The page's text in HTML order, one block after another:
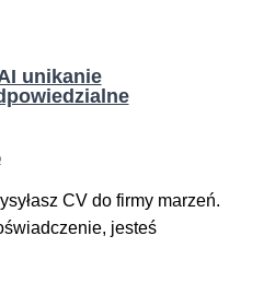
unikanie
CV do firmy marzeń.
jesteś